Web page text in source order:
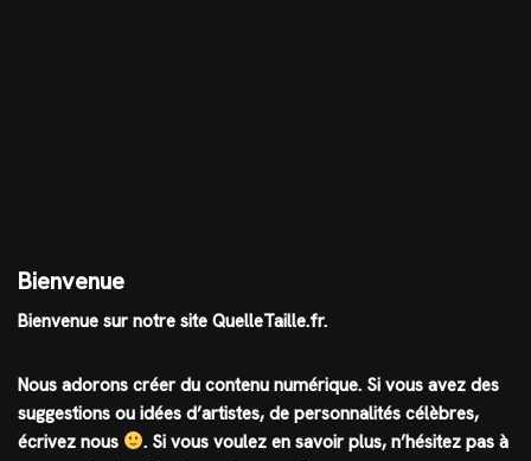
Bienvenue
Bienvenue sur notre site QuelleTaille.fr.
Nous adorons créer du contenu numérique. Si vous avez des
suggestions ou idées d’artistes, de personnalités célèbres,
écrivez nous
. Si vous voulez en savoir plus, n’hésitez pas à